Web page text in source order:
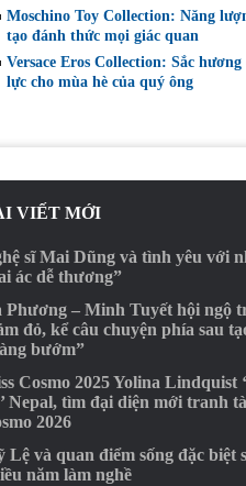
Moschino Toy Collection: Năng
tạo đánh thức mọi giác quan
Versace Eros Collection: Sắc hương
lực cho mùa hè của quý ông
VIẾT MỚI
sĩ Mai Dũng và tình yêu với
ác dễ thương”
Phương – Minh Tuyết hội ngộ
đỏ, kể câu chuyện phía sau
bướm”
Cosmo 2025 Yolina Lindquist
Nepal, tìm đại diện mới tranh
2026
Lệ và quan điểm sống đặc biệt
năm làm nghề